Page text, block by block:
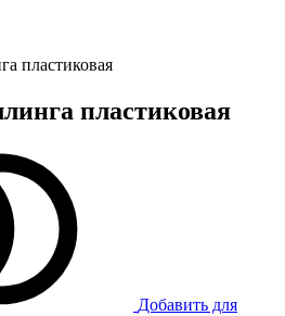
пластиковая
пластиковая
Добавить для